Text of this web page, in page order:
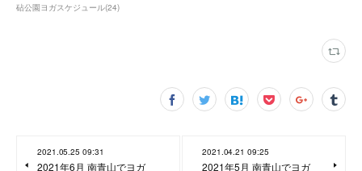
砧公園ヨガスケジュール(24)
2021.05.25 09:31
2021年6月 南青山でヨガ
2021.04.21 09:25
2021年5月 南青山でヨガ